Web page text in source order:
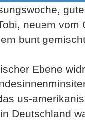
neuem vom
bunt
Ebene
us-
Deutschland